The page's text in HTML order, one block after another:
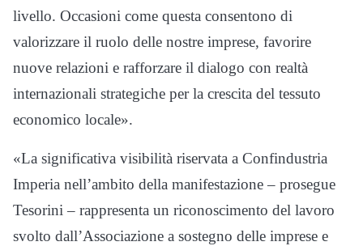
livello. Occasioni come questa consentono di
valorizzare il ruolo delle nostre imprese, favorire
nuove relazioni e rafforzare il dialogo con realtà
internazionali strategiche per la crescita del tessuto
economico locale».
«La significativa visibilità riservata a Confindustria
Imperia nell’ambito della manifestazione – prosegue
Tesorini – rappresenta un riconoscimento del lavoro
svolto dall’Associazione a sostegno delle imprese e